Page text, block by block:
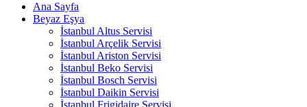
Ana Sayfa
Beyaz Eşya
İstanbul Altus Servisi
İstanbul Arçelik Servisi
İstanbul Ariston Servisi
İstanbul Beko Servisi
İstanbul Bosch Servisi
İstanbul Daikin Servisi
İstanbul Frigidaire Servisi